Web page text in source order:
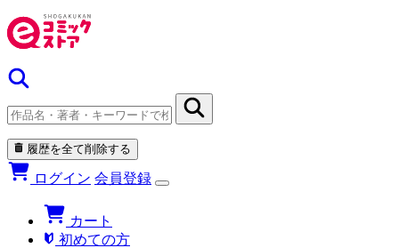
履歴を全て削除する
ログイン 会員登録
カート
初めての方